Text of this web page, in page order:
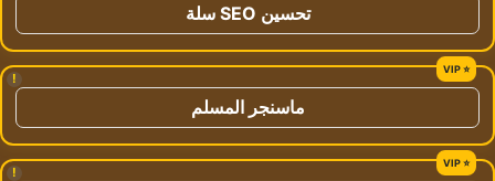
تحسين SEO سلة
!
ماسنجر المسلم
!